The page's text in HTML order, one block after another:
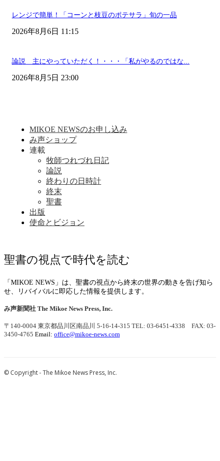
レンジで簡単！「コーンと枝豆のポテサラ」旬の一品
2026年8月6日 11:15
論説 主にやっていただく！・・・「私がやるのではな...
2026年8月5日 23:00
MIKOE NEWSのお申し込み
み声ショップ
連載
牧師つれづれ日記
論説
終わりの日時計
終末
聖書
出版
使命とビジョン
聖書の視点で時代を読む
「MIKOE NEWS」は、聖書の視点から終末の世界の動きを告げ知ら
せ、リバイバルに即応した情報を提供します。
み声新聞社 The Mikoe News Press, Inc.
〒140-0004 東京都品川区南品川 5-16-14-315 TEL: 03-6451-4338 FAX: 03-
3450-4765 Email: office@mikoe-news.com
© Copyright - The Mikoe News Press, Inc.